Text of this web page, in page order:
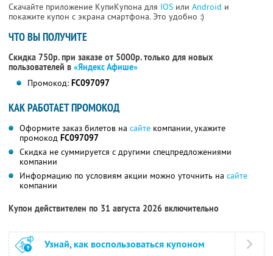
Скачайте приложение КупиКупона для IOS или Android и
покажите купон с экрана смартфона. Это удобно :)
ЧТО ВЫ ПОЛУЧИТЕ
Скидка 750р. при заказе от 5000р. только для новых
пользователей в «Яндекс Афише»
Промокод: FC097097
КАК РАБОТАЕТ ПРОМОКОД
Оформите заказ билетов на сайте компании, укажите
промокод FC097097
Скидка не суммируется с другими спецпредложениями
компании
Информацию по условиям акции можно уточнить на сайте
компании
Купон действителен по 31 августа 2026 включительно
Узнай, как воспользоваться купоном